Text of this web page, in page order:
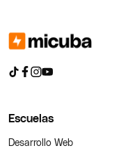
Escuelas
Desarrollo Web